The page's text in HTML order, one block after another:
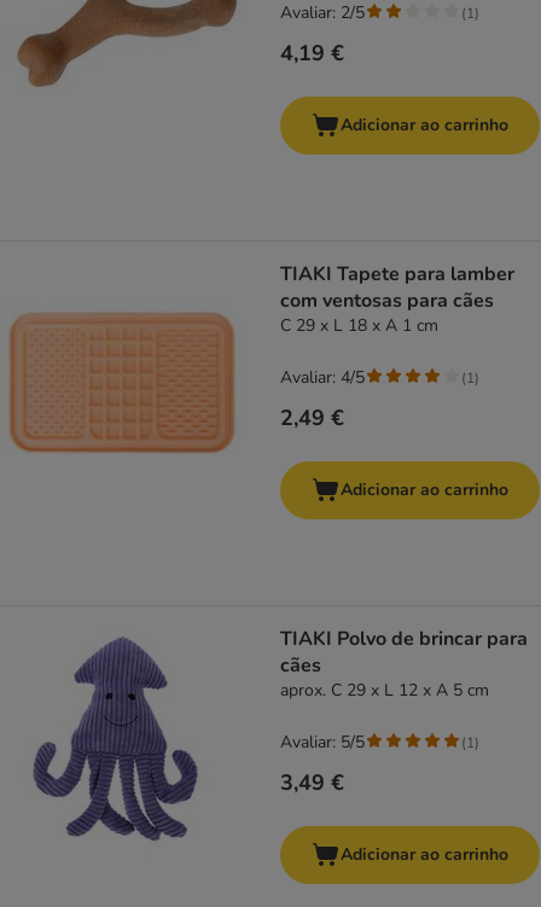
4,19 €
Avaliar: 2/5 (1)
Adicionar ao carrinho
TIAKI Tapete para lamber
com ventosas para cães
C 29 x L 18 x A 1 cm
2,49 €
Avaliar: 4/5 (1)
Adicionar ao carrinho
TIAKI Polvo de brincar para
cães
aprox. C 29 x L 12 x A 5 cm
3,49 €
Avaliar: 5/5 (1)
Adicionar ao carrinho